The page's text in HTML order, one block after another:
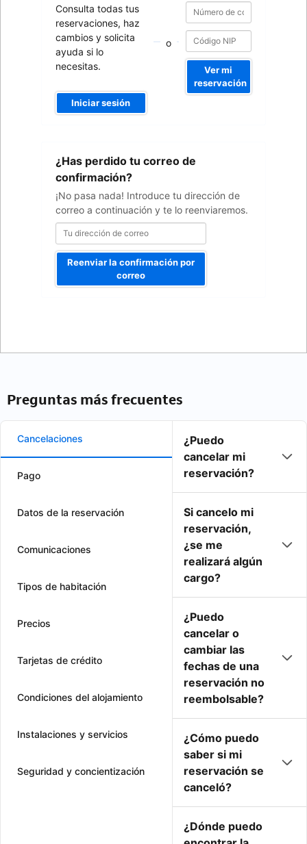
Consulta todas tus
reservaciones, haz
cambios y solicita
ayuda si lo
necesitas.
Iniciar sesión
o
Número
de
confirmación
Número
confirmación
Ver mi
reservación
¿Has perdido tu correo de
confirmación?
¡No pasa nada! Introduce tu dirección de
correo a continuación y te lo reenviaremos.
dirección
correo
Reenviar la confirmación por
correo
Preguntas más frecuentes
Cancelaciones
Pago
Datos de la reservación
Comunicaciones
Tipos de habitación
Precios
Tarjetas de crédito
Condiciones del alojamiento
Instalaciones y servicios
Seguridad y concientización
¿Puedo
cancelar mi
reservación?
Si cancelo mi
reservación,
¿se me
realizará algún
cargo?
¿Puedo
cancelar o
cambiar las
fechas de una
reservación no
reembolsable?
¿Cómo puedo
saber si mi
reservación se
canceló?
¿Dónde puedo